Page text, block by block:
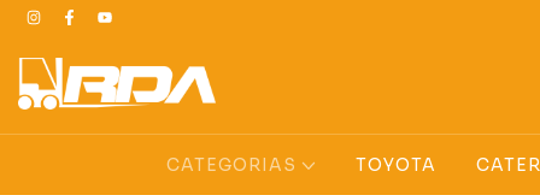
CATEGORIAS TOYOTA